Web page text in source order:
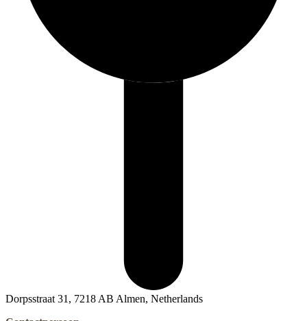
Dorpsstraat 31, 7218 AB Almen, Netherlands